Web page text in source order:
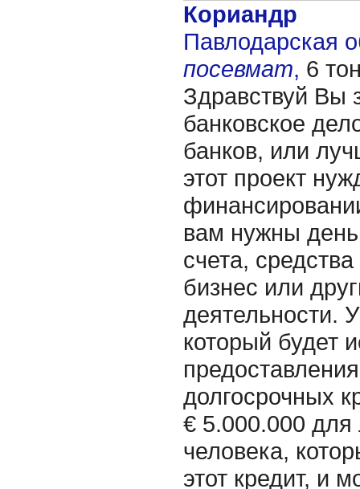
Кориандр
Павлодарская
посевмат, 6
Здравствуй Вы
банковское
банков, или
этот проект
вам нужны
счета,
бизнес или
деятельности.
который будет
долгосрочных
€ 5.000.000 для
человека,
этот кредит, и